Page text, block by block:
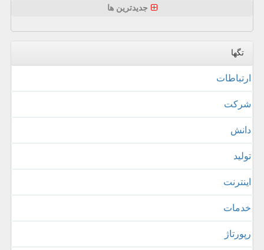
جدیدترین ها
تگها
ارتباطات
شركت
دانش
تولید
اینترنت
خدمات
رپورتاژ